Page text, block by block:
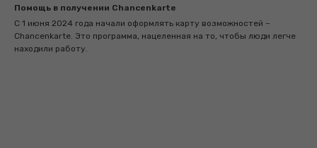
Помощь в получении Chancenkarte
С 1 июня 2024 года начали оформлять карту возможностей –
Chancenkarte. Это программа, нацеленная на то, чтобы люди легче
находили работу.